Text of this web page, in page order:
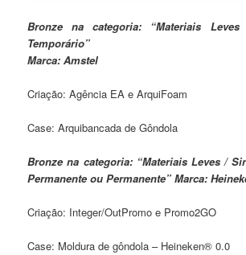
Bronze na categoria: “Materiais
Temporário”
Marca: Amstel
Criação: Agência EA e ArquiFoam
Case: Arquibancada de Gôndola
Bronze na categoria: “Materiais Leves /
Permanente ou Permanente”Marca:
Criação: Integer/OutPromo e Promo2GO
Case: Moldura de gôndola – Heineken® 0.0